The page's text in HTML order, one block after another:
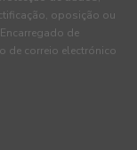
oposição ou
de
de correio electrónico